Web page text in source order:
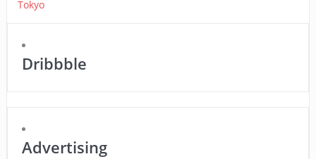
Dribbble
Advertising